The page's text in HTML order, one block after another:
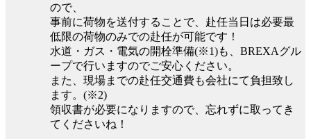
ので、
事前に荷物を送付することで、赴任当日は必要最
低限の荷物のみでの赴任が可能です！
水道・ガス・電気の開栓準備(※1)も、BREXAグル
ープで行いますのでご安心ください。
また、現場までの赴任交通費も会社にて負担致し
ます。(※2)
領収書が必要になりますので、忘れずに取ってき
てくださいね！